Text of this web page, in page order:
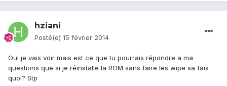
hziani
Posté(e) 15 février 2014
Oui je vais voir mais est ce que tu pourrais répondre a ma
questions que si je réinstalle la ROM sans faire les wipe sa fais
quoi? Stp